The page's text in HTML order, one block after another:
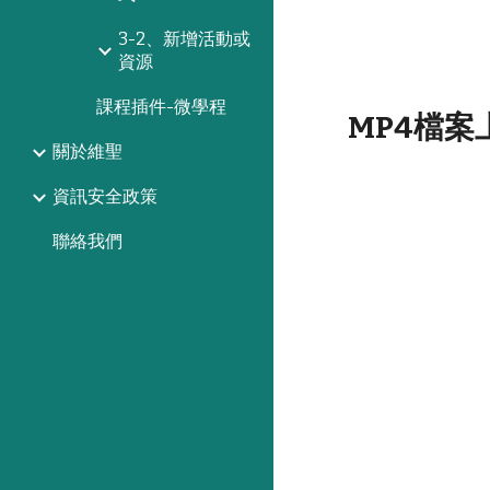
3-2、新增活動或
資源
課程插件-微學程
關於維聖
資訊安全政策
聯絡我們
MP4檔案